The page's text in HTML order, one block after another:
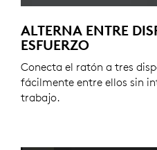
ALTERNA ENTRE
ESFUERZO
Conecta el ratón a tres
fácilmente entre ellos sin
trabajo.